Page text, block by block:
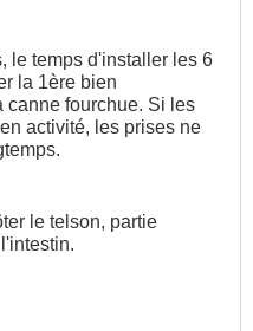
le temps d'installer les 6
la 1ère bien
canne fourchue. Si les
activité, les prises ne
le telson, partie